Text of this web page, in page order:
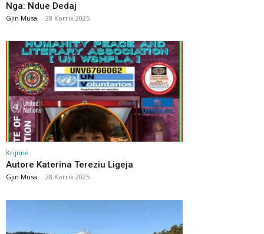
Nga: Ndue Dedaj
Gjin Musa - 28 Korrik 2025
Krijime
Autore Katerina Tereziu Ligeja
Gjin Musa - 28 Korrik 2025